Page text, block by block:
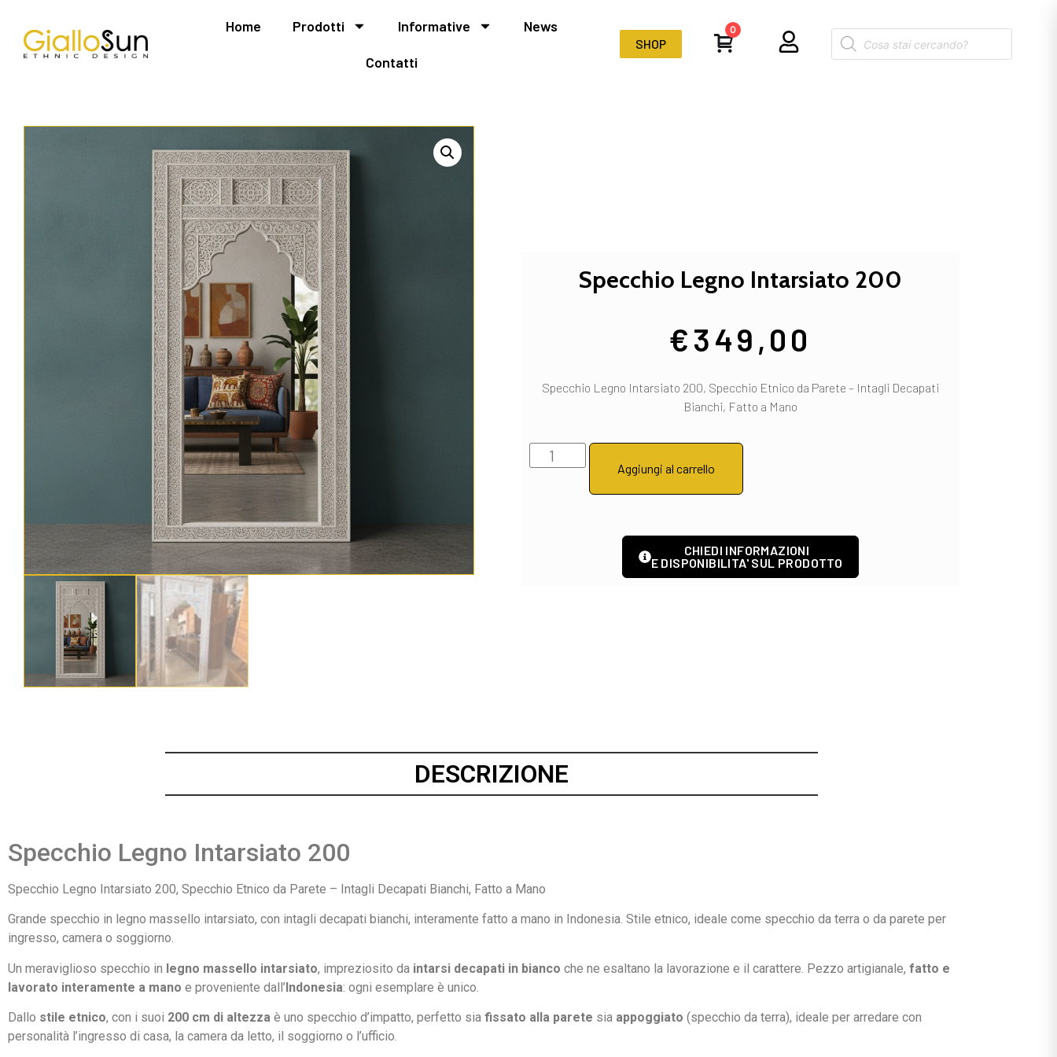
Home Prodotti Informative News
Contatti
SHOP
0
Specchio Legno Intarsiato 200
€349,00
Specchio Legno Intarsiato 200, Specchio Etnico da Parete – Intagli Decapati
Bianchi, Fatto a Mano
Aggiungi al carrello
CHIEDI INFORMAZIONI
E DISPONIBILITA' SUL PRODOTTO
DESCRIZIONE
Specchio Legno Intarsiato 200
Specchio Legno Intarsiato 200, Specchio Etnico da Parete – Intagli Decapati Bianchi, Fatto a Mano
Grande specchio in legno massello intarsiato, con intagli decapati bianchi, interamente fatto a mano in Indonesia. Stile etnico, ideale come specchio da terra o da parete per
ingresso, camera o soggiorno.
Un meraviglioso specchio in legno massello intarsiato, impreziosito da intarsi decapati in bianco che ne esaltano la lavorazione e il carattere. Pezzo artigianale, fatto e
lavorato interamente a mano e proveniente dall’Indonesia: ogni esemplare è unico.
Dallo stile etnico, con i suoi 200 cm di altezza è uno specchio d’impatto, perfetto sia fissato alla parete sia appoggiato (specchio da terra), ideale per arredare con
personalità l’ingresso di casa, la camera da letto, il soggiorno o l’ufficio.